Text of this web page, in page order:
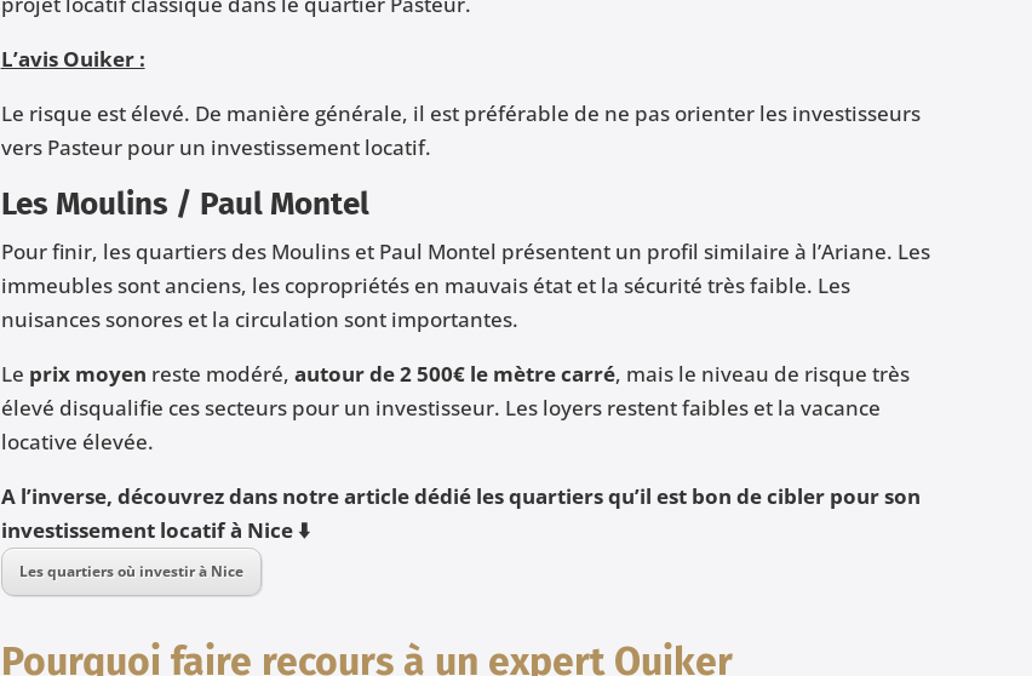
L’avis Ouiker :
Le risque est élevé. De manière générale, il est préférable de ne pas orienter les investisseurs
vers Pasteur pour un investissement locatif.
Les Moulins / Paul Montel
Pour finir, les quartiers des Moulins et Paul Montel présentent un profil similaire à l’Ariane. Les
immeubles sont anciens, les copropriétés en mauvais état et la sécurité très faible. Les
nuisances sonores et la circulation sont importantes.
Le prix moyen reste modéré, autour de 2 500€ le mètre carré, mais le niveau de risque très
élevé disqualifie ces secteurs pour un investisseur. Les loyers restent faibles et la vacance
locative élevée.
A l’inverse, découvrez dans notre article dédié les quartiers qu’il est bon de cibler pour son
investissement locatif à Nice ⬇️
Les quartiers où investir à Nice
Pourquoi faire recours à un expert Ouiker